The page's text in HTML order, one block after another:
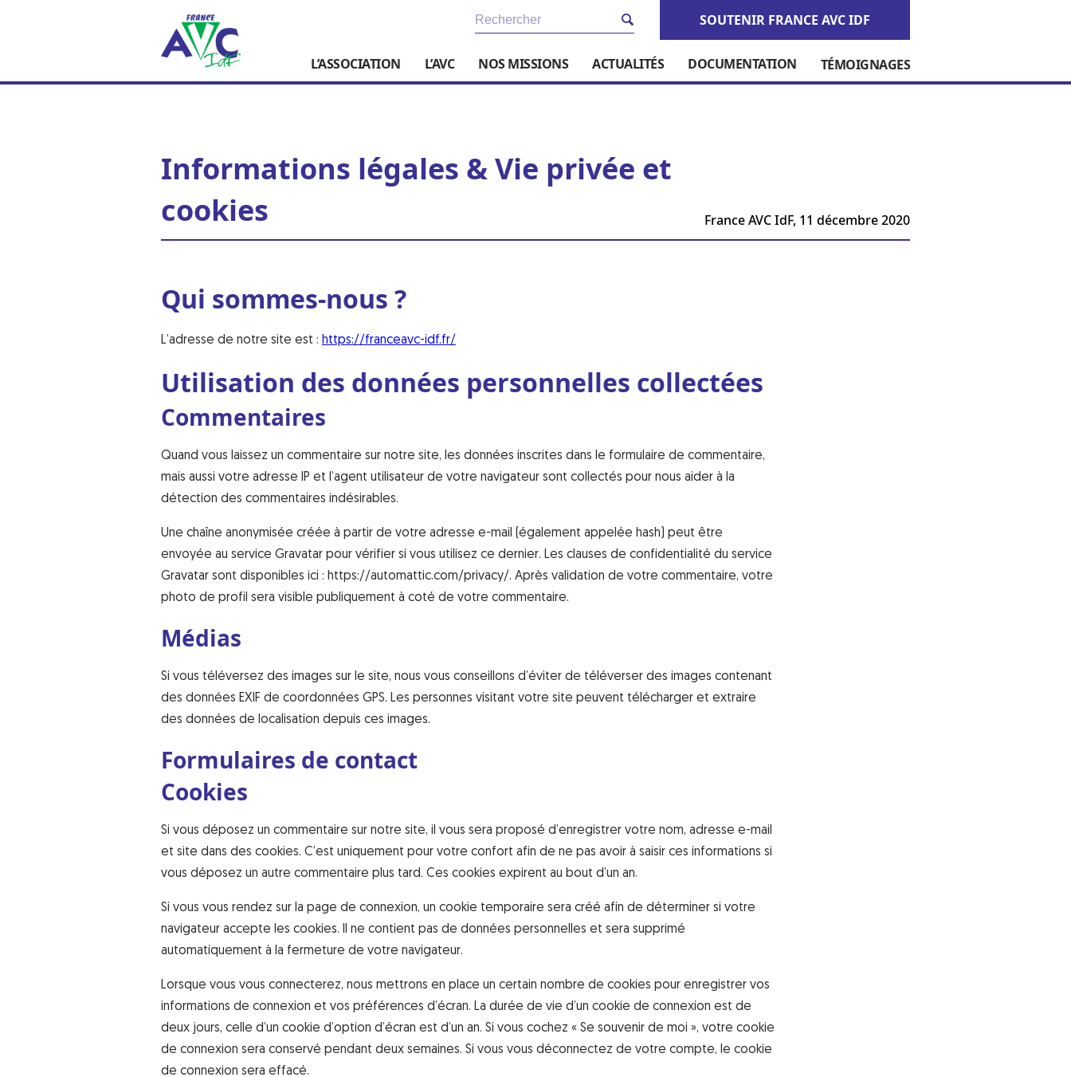
SOUTENIR FRANCE AVC IDF
L’ASSOCIATION L’AVC NOS MISSIONS ACTUALITÉS DOCUMENTATION TÉMOIGNAGES
Informations légales & Vie privée et
cookies
France AVC IdF, 11 décembre 2020
Qui sommes-nous ?
L’adresse de notre site est : https://franceavc-idf.fr/
Utilisation des données personnelles collectées
Commentaires
Quand vous laissez un commentaire sur notre site, les données inscrites dans le formulaire de commentaire,
mais aussi votre adresse IP et l’agent utilisateur de votre navigateur sont collectés pour nous aider à la
détection des commentaires indésirables.
Une chaîne anonymisée créée à partir de votre adresse e-mail (également appelée hash) peut être
envoyée au service Gravatar pour vérifier si vous utilisez ce dernier. Les clauses de confidentialité du service
Gravatar sont disponibles ici : https://automattic.com/privacy/. Après validation de votre commentaire, votre
photo de profil sera visible publiquement à coté de votre commentaire.
Médias
Si vous téléversez des images sur le site, nous vous conseillons d’éviter de téléverser des images contenant
des données EXIF de coordonnées GPS. Les personnes visitant votre site peuvent télécharger et extraire
des données de localisation depuis ces images.
Formulaires de contact
Cookies
Si vous déposez un commentaire sur notre site, il vous sera proposé d’enregistrer votre nom, adresse e-mail
et site dans des cookies. C’est uniquement pour votre confort afin de ne pas avoir à saisir ces informations si
vous déposez un autre commentaire plus tard. Ces cookies expirent au bout d’un an.
Si vous vous rendez sur la page de connexion, un cookie temporaire sera créé afin de déterminer si votre
navigateur accepte les cookies. Il ne contient pas de données personnelles et sera supprimé
automatiquement à la fermeture de votre navigateur.
Lorsque vous vous connecterez, nous mettrons en place un certain nombre de cookies pour enregistrer vos
informations de connexion et vos préférences d’écran. La durée de vie d’un cookie de connexion est de
deux jours, celle d’un cookie d’option d’écran est d’un an. Si vous cochez « Se souvenir de moi », votre cookie
de connexion sera conservé pendant deux semaines. Si vous vous déconnectez de votre compte, le cookie
de connexion sera effacé.